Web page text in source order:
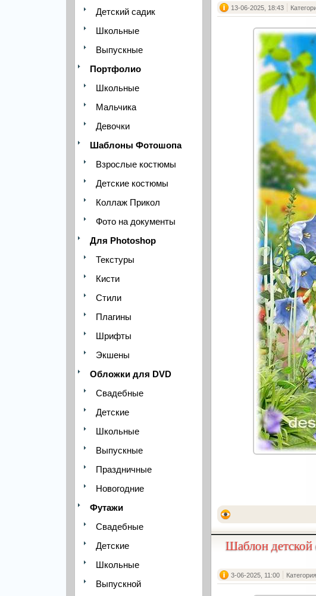
Детский садик
Школьные
Выпускные
Портфолио
Школьные
Мальчика
Девочки
Шаблоны Фотошопа
Взрослые костюмы
Детские костюмы
Коллаж Прикол
Фото на документы
Для Photoshop
Текстуры
Кисти
Стили
Плагины
Шрифты
Экшены
Обложки для DVD
Свадебные
Детские
Школьные
Выпускные
Праздничные
Новогодние
Футажи
Свадебные
Детские
Школьные
Выпускной
13-06-2025, 18:43
Шаблон детской
3-06-2025, 11:00